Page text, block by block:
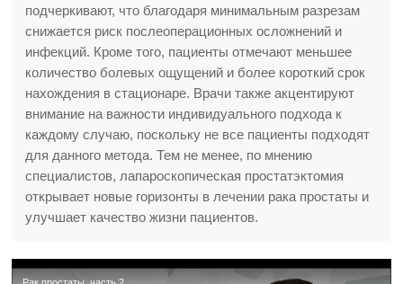
подчеркивают, что благодаря минимальным разрезам
снижается риск послеоперационных осложнений и
инфекций. Кроме того, пациенты отмечают меньшее
количество болевых ощущений и более короткий срок
нахождения в стационаре. Врачи также акцентируют
внимание на важности индивидуального подхода к
каждому случаю, поскольку не все пациенты подходят
для данного метода. Тем не менее, по мнению
специалистов, лапароскопическая простатэктомия
открывает новые горизонты в лечении рака простаты и
улучшает качество жизни пациентов.